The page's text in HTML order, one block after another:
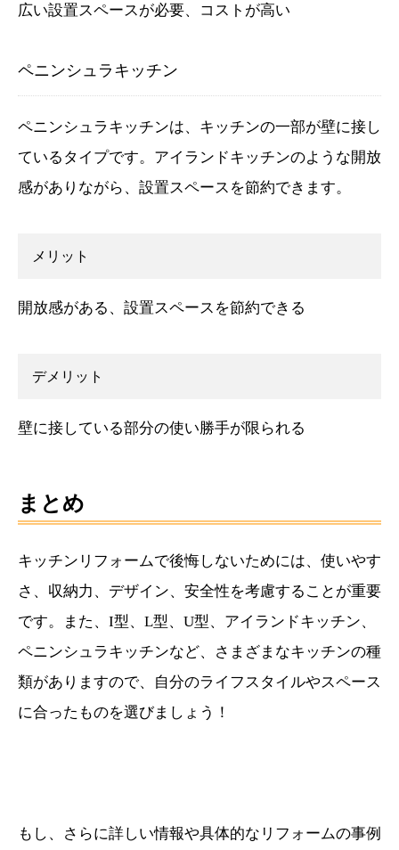
広い設置スペースが必要、コストが高い
ペニンシュラキッチン
ペニンシュラキッチンは、キッチンの一部が壁に接し
ているタイプです。アイランドキッチンのような開放
感がありながら、設置スペースを節約できます。
メリット
開放感がある、設置スペースを節約できる
デメリット
壁に接している部分の使い勝手が限られる
まとめ
キッチンリフォームで後悔しないためには、使いやす
さ、収納力、デザイン、安全性を考慮することが重要
です。また、I型、L型、U型、アイランドキッチン、
ペニンシュラキッチンなど、さまざまなキッチンの種
類がありますので、自分のライフスタイルやスペース
に合ったものを選びましょう！
もし、さらに詳しい情報や具体的なリフォームの事例